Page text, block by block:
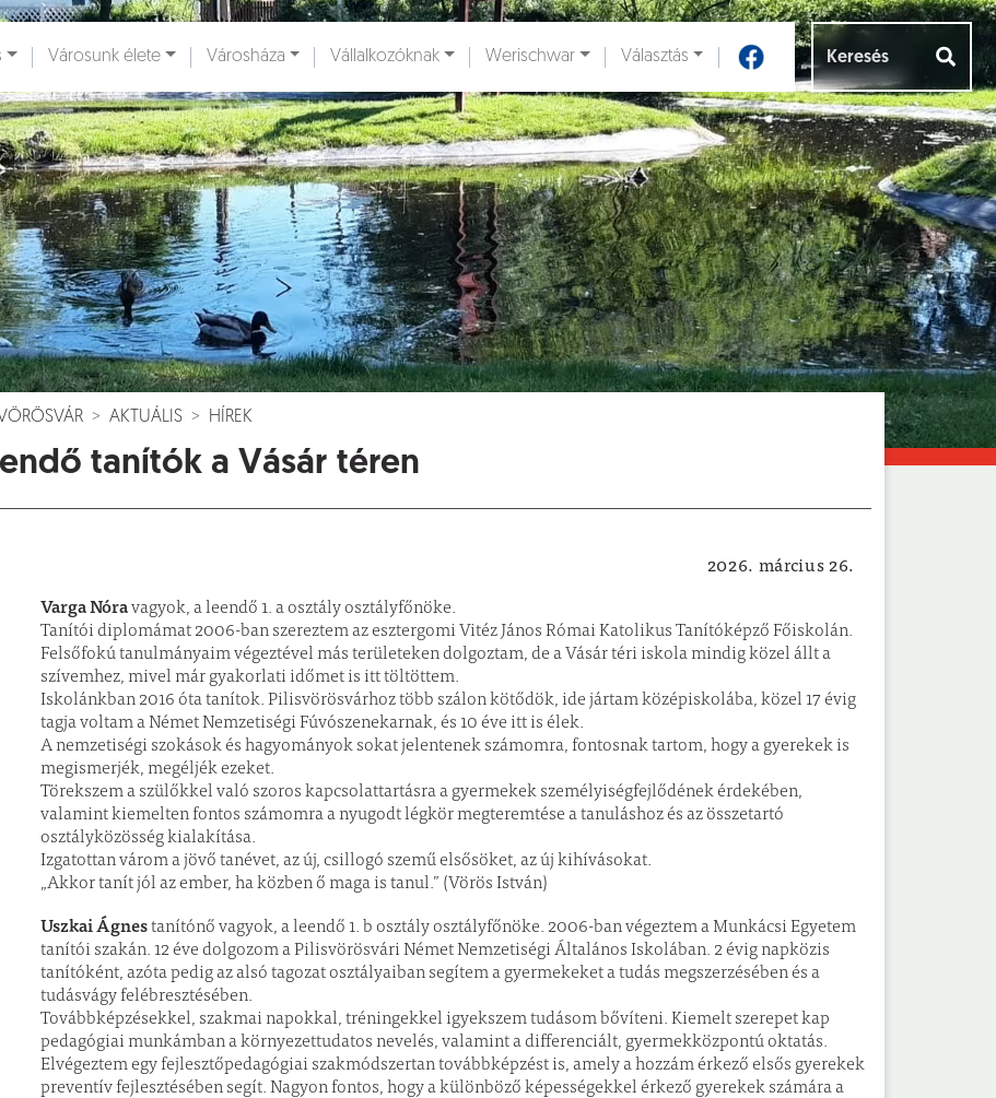
Városunk élete Városháza Vállalkozóknak Werischwar Választás
AKTUÁLIS HÍREK
tanítók a Vásár téren
Oktatás-nevelés
2026. március 26.
Varga Nóravagyok, a leendő 1. a osztály osztályfőnöke.
Tanítói diplomámat 2006-ban szereztem az esztergomi Vitéz János Római Katolikus Tanítóképző Főiskolán.
Felsőfokú tanulmányaim végeztével más területeken dolgoztam, de a Vásár téri iskola mindig közel állt a
szívemhez, mivel már gyakorlati időmet is itt töltöttem.
Iskolánkban 2016 óta tanítok. Pilisvörösvárhoz több szálon kötődök, ide jártam középiskolába, közel 17 évig
tagja voltam a Német Nemzetiségi Fúvószenekarnak, és 10 éve itt is élek.
A nemzetiségi szokások és hagyományok sokat jelentenek számomra, fontosnak tartom, hogy a gyerekek is
megismerjék, megéljék ezeket.
Törekszem a szülőkkel való szoros kapcsolattartásra a gyermekek személyiségfejlődének érdekében,
valamint kiemelten fontos számomra a nyugodt légkör megteremtése a tanuláshoz és az összetartó
osztályközösség kialakítása.
Izgatottan várom a jövő tanévet, az új, csillogó szemű elsősöket, az új kihívásokat.
„Akkor tanít jól az ember, ha közben ő maga is tanul.” (Vörös István)
Uszkai Ágnestanítónő vagyok, a leendő 1. b osztály osztályfőnöke. 2006-ban végeztem a Munkácsi Egyetem
tanítói szakán. 12 éve dolgozom a Pilisvörösvári Német Nemzetiségi Általános Iskolában. 2 évig napközis
tanítóként, azóta pedig az alsó tagozat osztályaiban segítem a gyermekeket a tudás megszerzésében és a
tudásvágy felébresztésében.
Továbbképzésekkel, szakmai napokkal, tréningekkel igyekszem tudásom bővíteni. Kiemelt szerepet kap
pedagógiai munkámban a környezettudatos nevelés, valamint a differenciált, gyermekközpontú oktatás.
Elvégeztem egy fejlesztőpedagógiai szakmódszertan továbbképzést is, amely a hozzám érkező elsős gyerekek
preventív fejlesztésében segít. Nagyon fontos, hogy a különböző képességekkel érkező gyerekek számára a
[] Dokumentumok [] Aloldalak []